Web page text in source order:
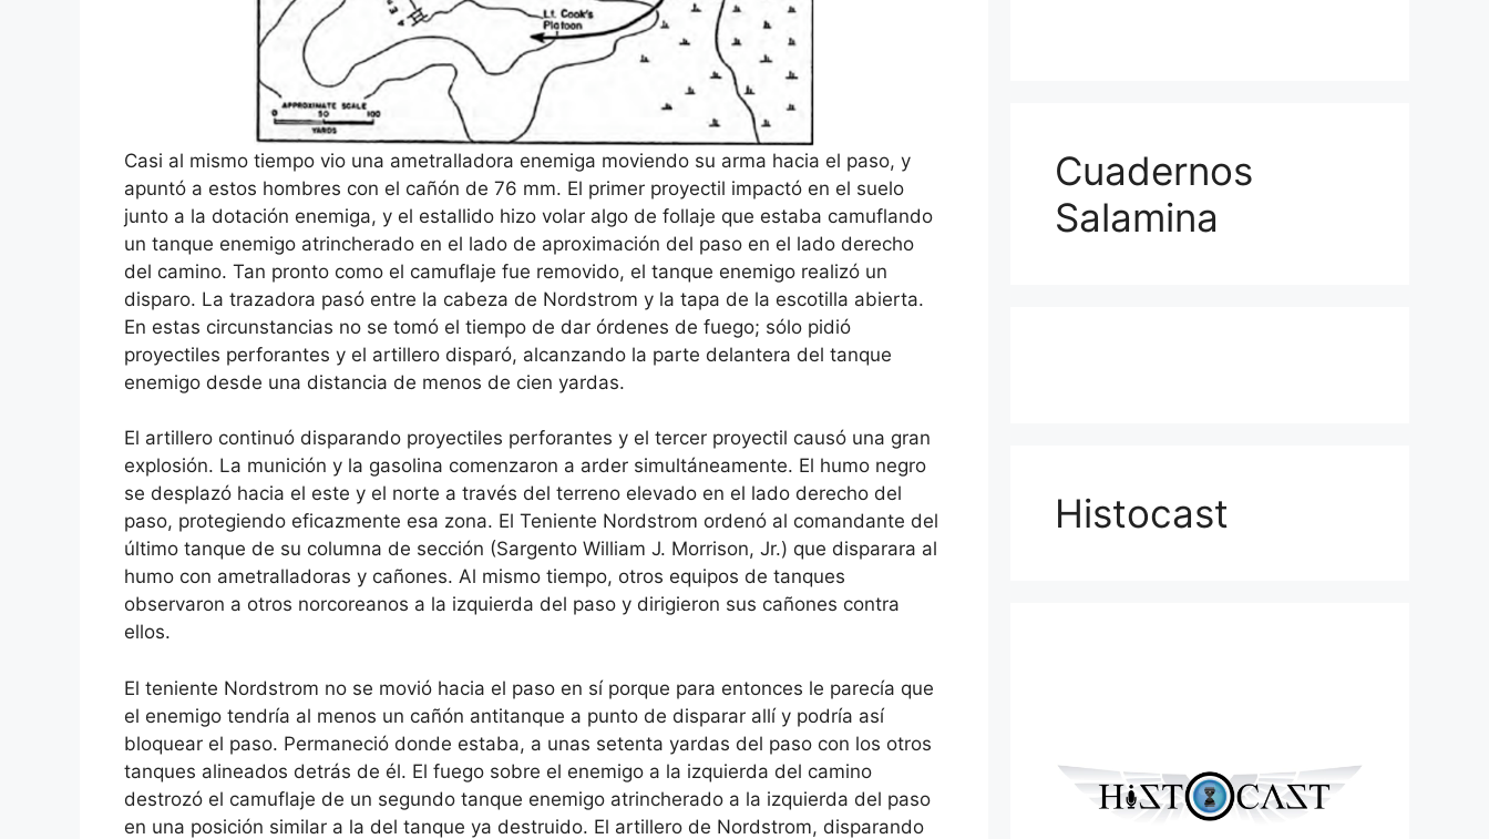
Casi al mismo tiempo vio una ametralladora enemiga moviendo su arma hacia el paso, y
apuntó a estos hombres con el cañón de 76 mm. El primer proyectil impactó en el suelo
junto a la dotación enemiga, y el estallido hizo volar algo de follaje que estaba camuflando
un tanque enemigo atrincherado en el lado de aproximación del paso en el lado derecho
del camino. Tan pronto como el camuflaje fue removido, el tanque enemigo realizó un
disparo. La trazadora pasó entre la cabeza de Nordstrom y la tapa de la escotilla abierta.
En estas circunstancias no se tomó el tiempo de dar órdenes de fuego; sólo pidió
proyectiles perforantes y el artillero disparó, alcanzando la parte delantera del tanque
enemigo desde una distancia de menos de cien yardas.
El artillero continuó disparando proyectiles perforantes y el tercer proyectil causó una gran
explosión. La munición y la gasolina comenzaron a arder simultáneamente. El humo negro
se desplazó hacia el este y el norte a través del terreno elevado en el lado derecho del
paso, protegiendo eficazmente esa zona. El Teniente Nordstrom ordenó al comandante del
último tanque de su columna de sección (Sargento William J. Morrison, Jr.) que disparara al
humo con ametralladoras y cañones. Al mismo tiempo, otros equipos de tanques
observaron a otros norcoreanos a la izquierda del paso y dirigieron sus cañones contra
ellos.
El teniente Nordstrom no se movió hacia el paso en sí porque para entonces le parecía que
el enemigo tendría al menos un cañón antitanque a punto de disparar allí y podría así
bloquear el paso. Permaneció donde estaba, a unas setenta yardas del paso con los otros
tanques alineados detrás de él. El fuego sobre el enemigo a la izquierda del camino
destrozó el camuflaje de un segundo tanque enemigo atrincherado a la izquierda del paso
en una posición similar a la del tanque ya destruido. El artillero de Nordstrom, disparando
Cuadernos
Salamina
Histocast